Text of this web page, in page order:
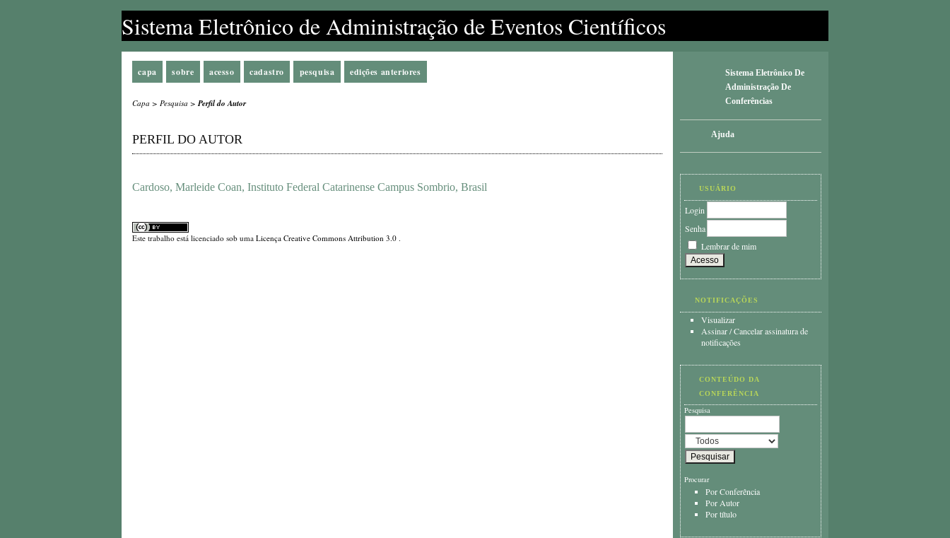
Sistema Eletrônico de Administração de Eventos Científicos
Sistema Eletrônico De
Administração De
Conferências
Ajuda
USUÁRIO
Login
Senha
Lembrar de mim
NOTIFICAÇÕES
Visualizar
Assinar/Cancelar assinatura de
notificações
CONTEÚDO DA
CONFERÊNCIA
Pesquisa
Procurar
Por Conferência
Por Autor
Por título
capa sobre acesso cadastro pesquisa edições anteriores
Capa > Pesquisa >Perfil do Autor
PERFIL DO AUTOR
Cardoso, Marleide Coan, Instituto Federal Catarinense Campus Sombrio, Brasil
Este trabalho está licenciado sob uma Licença Creative Commons Attribution 3.0 .